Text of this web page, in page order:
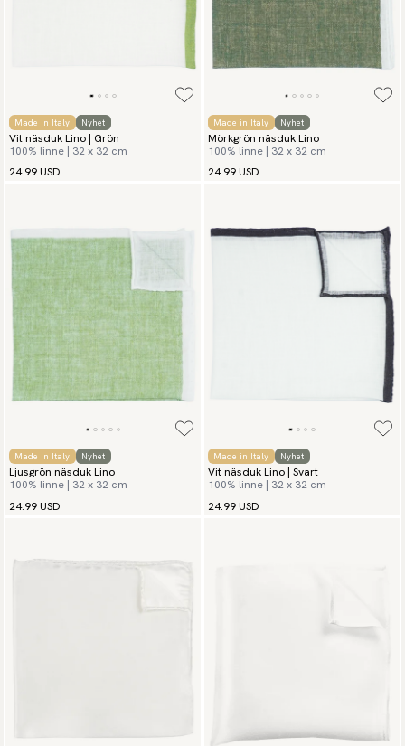
Made in Italy Nyhet
Vit näsduk Lino | Grön
100% linne | 32 x 32 cm
24.99 USD
Made in Italy Nyhet
Mörkgrön näsduk Lino
100% linne | 32 x 32 cm
24.99 USD
Made in Italy Nyhet
Ljusgrön näsduk Lino
100% linne | 32 x 32 cm
24.99 USD
Made in Italy Nyhet
Vit näsduk Lino | Svart
100% linne | 32 x 32 cm
24.99 USD